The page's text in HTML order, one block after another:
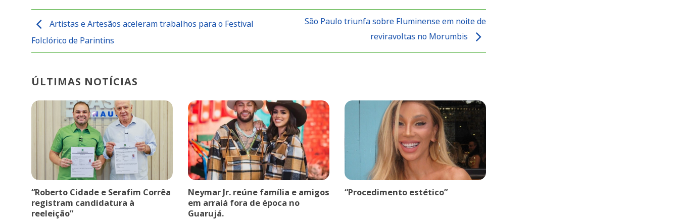
Artistas e Artesãos aceleram trabalhos para o Festival
Folclórico de Parintins
São Paulo triunfa sobre Fluminense em noite de
reviravoltas no Morumbis
ÚLTIMAS NOTÍCIAS
“Roberto Cidade e Serafim Corrêa
registram candidatura à
reeleição”
Neymar Jr. reúne família e amigos
em arraiá fora de época no
Guarujá.
“Procedimento estético”